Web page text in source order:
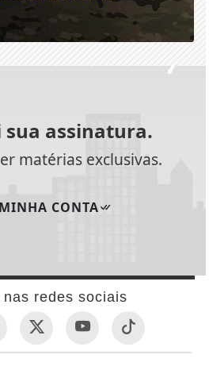
sua assinatura.
matérias exclusivas.
CONTA
nas redes sociais